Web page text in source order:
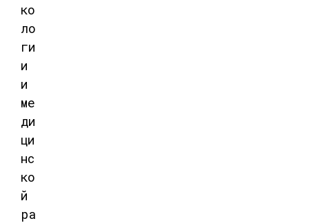
ко
ло
ги
и
и
ме
ди
ци
нс
ко
й
ра